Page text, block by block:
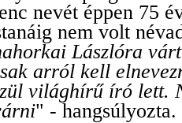
nevét éppen 75
nem volt
Lászlóra
arról kell
világhírű író lett.
" - hangsúlyozta.